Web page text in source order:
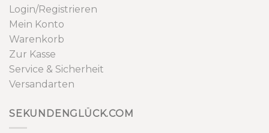
Login/Registrieren
Mein Konto
Warenkorb
Zur Kasse
Service & Sicherheit
Versandarten
SEKUNDENGLÜCK.COM